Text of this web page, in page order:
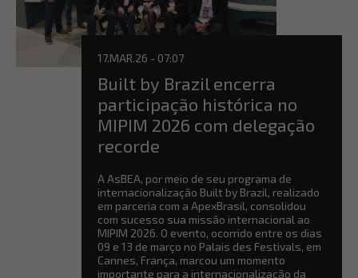
17.MAR.26 - 07:07
Built by Brazil encerra
participação histórica no
MIPIM 2026 com delegação
recorde
A AsBEA, por meio de seu programa de
internacionalização Built by Brazil, realizado
em parceria com a ApexBrasil, consolidou
com sucesso sua missão internacional ao
MIPIM 2026. O evento, ocorrido entre os dias
09 e 13 de março no Palais des Festivals, em
Cannes, França, marcou um momento
importante para a internacionalização da